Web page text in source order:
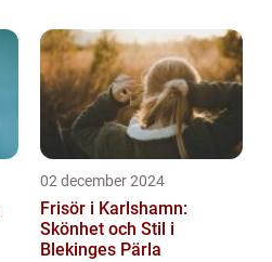
02 december 2024
Frisör i Karlshamn:
Skönhet och Stil i
Blekinges Pärla